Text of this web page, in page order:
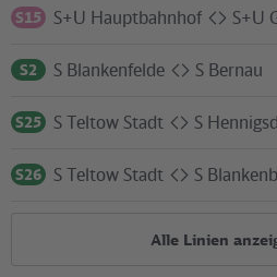
S15 S+U Hauptbahnhof nach
S+U
S2 S Blankenfelde nachS Bernau
S25 S Teltow Stadt nach
S
S26 S Teltow Stadt nach
S
Alle Linien